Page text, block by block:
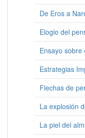
De Eros a
Elogio del
Ensayo sobre
Estrategias
Flechas de
La explosión
La piel del